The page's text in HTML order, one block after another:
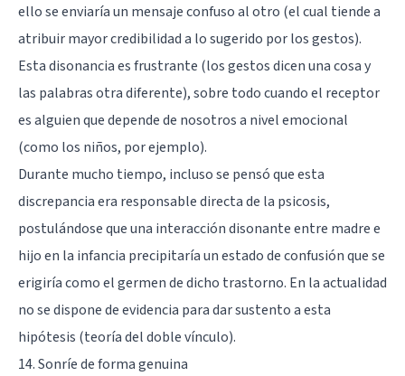
ello se enviaría un mensaje confuso al otro (el cual tiende a
atribuir mayor credibilidad a lo sugerido por los gestos).
Esta disonancia es frustrante (los gestos dicen una cosa y
las palabras otra diferente), sobre todo cuando el receptor
es alguien que depende de nosotros a nivel emocional
(como los niños, por ejemplo).
Durante mucho tiempo, incluso se pensó que esta
discrepancia era responsable directa de la psicosis,
postulándose que una interacción disonante entre madre e
hijo en la infancia precipitaría un estado de confusión que se
erigiría como el germen de dicho trastorno. En la actualidad
no se dispone de evidencia para dar sustento a esta
hipótesis (teoría del doble vínculo).
14. Sonríe de forma genuina